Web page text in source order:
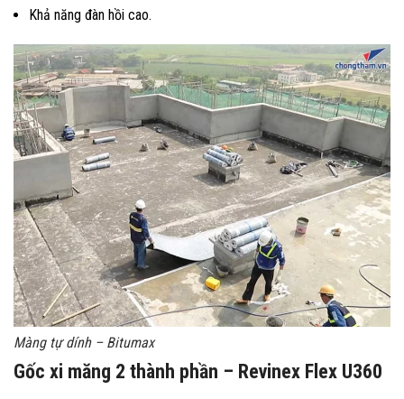
Khả năng đàn hồi cao.
Màng tự dính – Bitumax
Gốc xi măng 2 thành phần – Revinex Flex U360